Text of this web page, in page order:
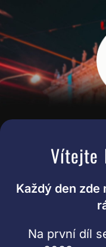
Vítejte
Každý den zde
Na první díl